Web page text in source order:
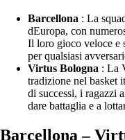
Barcellona : La
dEuropa, con
Il loro gioco veloce e
per qualsiasi
Virtus Bologna : La
tradizione nel basket
di successi, i ragazzi
dare battaglia e a
Barcellona –